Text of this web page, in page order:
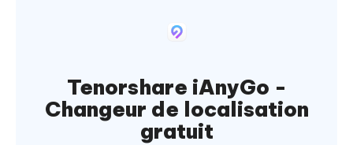
Tenorshare iAnyGo -
Changeur de localisation
gratuit